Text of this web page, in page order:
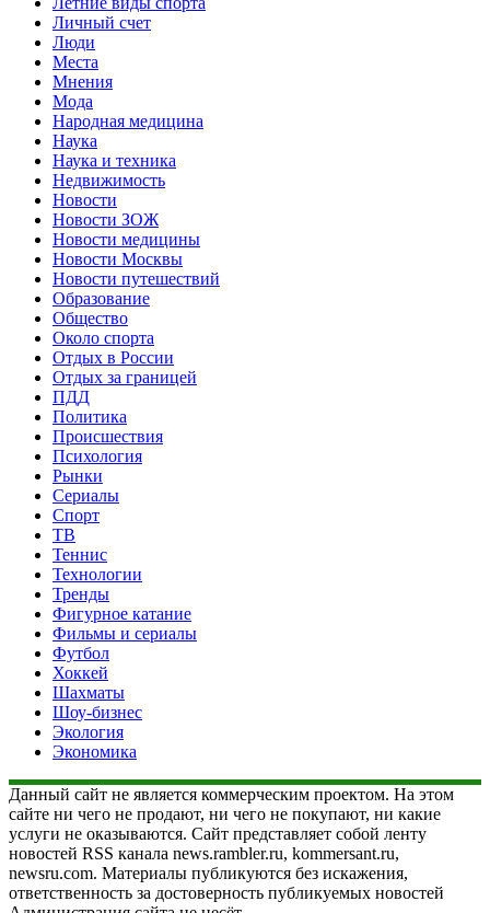
Личный счет
Люди
Места
Мнения
Мода
Народная медицина
Наука
Наука и техника
Недвижимость
Новости
Новости ЗОЖ
Новости медицины
Новости Москвы
Новости путешествий
Образование
Общество
Около спорта
Отдых в России
Отдых за границей
ПДД
Политика
Происшествия
Психология
Рынки
Сериалы
Спорт
ТВ
Теннис
Технологии
Тренды
Фигурное катание
Фильмы и сериалы
Футбол
Хоккей
Шахматы
Шоу-бизнес
Экология
Экономика
Данный сайт не является коммерческим проектом. На этом
сайте ни чего не продают, ни чего не покупают, ни какие
услуги не оказываются. Сайт представляет собой ленту
новостей RSS канала news.rambler.ru, kommersant.ru,
newsru.com. Материалы публикуются без искажения,
ответственность за достоверность публикуемых новостей